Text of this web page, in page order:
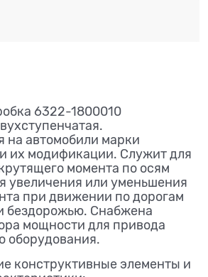
6322-1800010
на автомобили марки
их модификации. Служит для
момента по осям
увеличения или уменьшения
при движении по дорогам
бездорожью. Снабжена
мощности для привода
оборудования.
конструктивные элементы и